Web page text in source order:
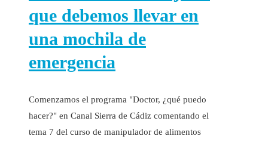
que debemos llevar en
una mochila de
emergencia
Comenzamos el programa "Doctor, ¿qué puedo
hacer?" en Canal Sierra de Cádiz comentando el
tema 7 del curso de manipulador de alimentos